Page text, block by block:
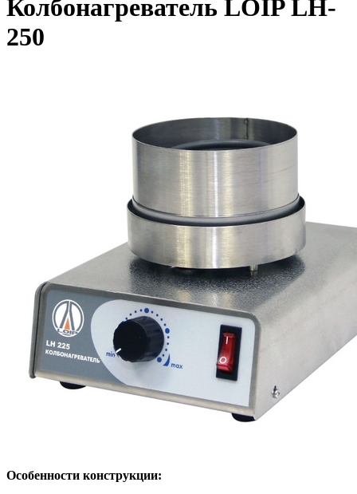
Колбонагреватель LOIP LH-
250
Особенности конструкции: